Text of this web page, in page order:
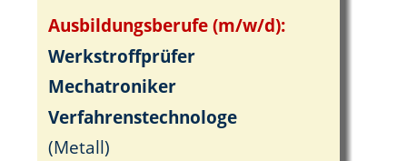
Ausbildungsberufe (m/w/d):
Werkstroffprüfer
Mechatroniker
Verfahrenstechnologe
(Metall)